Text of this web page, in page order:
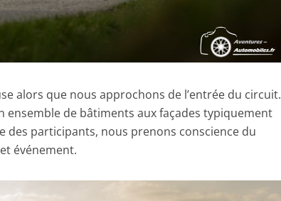
alors que nous approchons de l’entrée du circuit.
ensemble de bâtiments aux façades typiquement
des participants, nous prenons conscience du
événement.